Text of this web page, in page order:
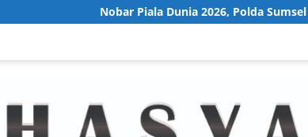
Nobar Piala Dunia 2026, Polda Sumsel dan